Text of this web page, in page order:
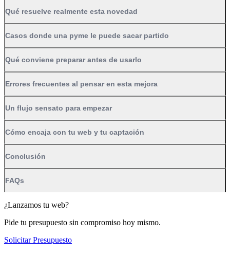
Qué resuelve realmente esta novedad
Casos donde una pyme le puede sacar partido
Qué conviene preparar antes de usarlo
Errores frecuentes al pensar en esta mejora
Un flujo sensato para empezar
Cómo encaja con tu web y tu captación
Conclusión
FAQs
¿Lanzamos tu web?
Pide tu presupuesto sin compromiso hoy mismo.
Solicitar Presupuesto